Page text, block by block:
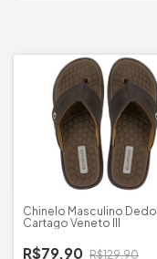
Chinelo Masculino Dedo
Cartago Veneto III
R$79,90 R$129,90